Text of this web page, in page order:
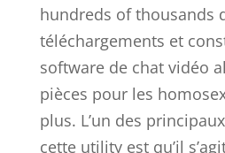
hundreds of thousands
téléchargements et
software de chat vidéo
pièces pour les
plus. L’un des
cette utility est qu’il